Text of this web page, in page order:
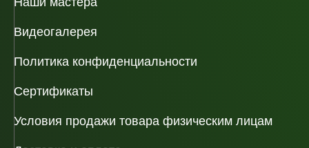
Видеогалерея
Политика конфиденциальности
Сертификаты
Условия продажи товара физическим лицам